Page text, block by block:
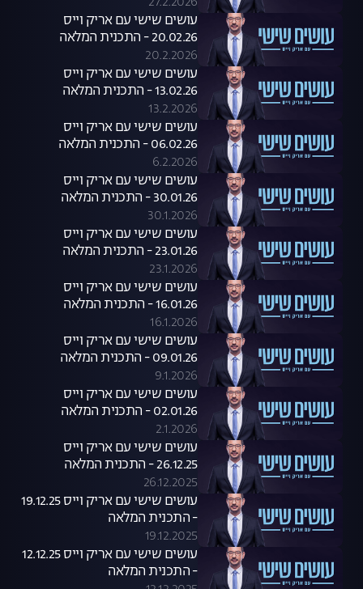
עושים שישי עם אריק וייס
20.02.26 - התכנית המלאה
20.2.2026
עושים שישי עם אריק וייס
13.02.26 - התכנית המלאה
13.2.2026
עושים שישי עם אריק וייס
06.02.26 - התכנית המלאה
6.2.2026
עושים שישי עם אריק וייס
30.01.26 - התכנית המלאה
30.1.2026
עושים שישי עם אריק וייס
23.01.26 - התכנית המלאה
23.1.2026
עושים שישי עם אריק וייס
16.01.26 - התכנית המלאה
16.1.2026
עושים שישי עם אריק וייס
09.01.26 - התכנית המלאה
9.1.2026
עושים שישי עם אריק וייס
02.01.26 - התכנית המלאה
2.1.2026
עושים שישי עם אריק וייס
26.12.25 - התכנית המלאה
26.12.2025
עושים שישי עם אריק וייס 19.12.25
- התכנית המלאה
19.12.2025
עושים שישי עם אריק וייס 12.12.25
- התכנית המלאה